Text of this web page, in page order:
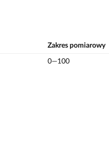
Zakres pomiarowy
0—100